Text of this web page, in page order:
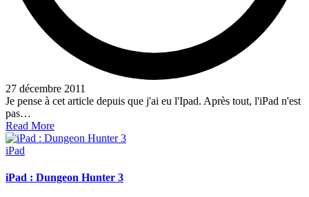
27 décembre 2011
Je pense à cet article depuis que j'ai eu l'Ipad. Après tout, l'iPad n'est
pas…
Read More
Posted
iPad
iPad : Dungeon Hunter 3